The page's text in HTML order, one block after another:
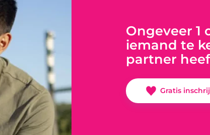
Ongeveer 1
iemand te
partner
Gratis